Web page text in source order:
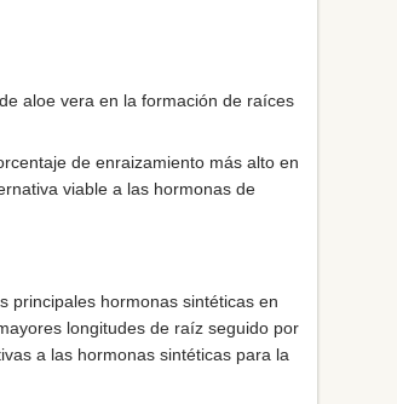
aloe vera en la formación de raíces
de enraizamiento más alto en
viable a las hormonas de
principales hormonas sintéticas en
longitudes de raíz seguido por
a las hormonas sintéticas para la